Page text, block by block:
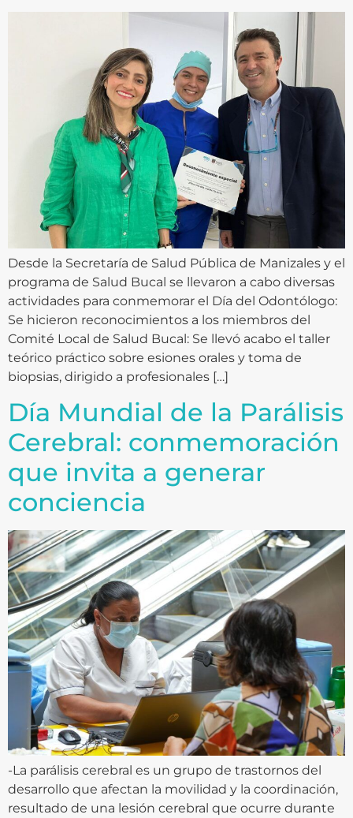
Desde la Secretaría de Salud Pública de Manizales y el
programa de Salud Bucal se llevaron a cabo diversas
actividades para conmemorar el Día del Odontólogo:
Se hicieron reconocimientos a los miembros del
Comité Local de Salud Bucal: Se llevó acabo el taller
teórico práctico sobre esiones orales y toma de
biopsias, dirigido a profesionales […]
Día Mundial de la Parálisis
Cerebral: conmemoración
que invita a generar
conciencia
-La parálisis cerebral es un grupo de trastornos del
desarrollo que afectan la movilidad y la coordinación,
resultado de una lesión cerebral que ocurre durante